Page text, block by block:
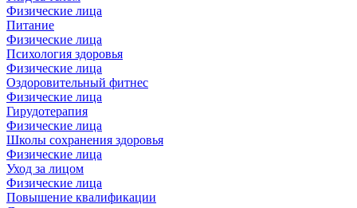
Физические лица
Питание
Физические лица
Психология здоровья
Физические лица
Оздоровительный фитнес
Физические лица
Гирудотерапия
Физические лица
Школы сохранения здоровья
Физические лица
Уход за лицом
Физические лица
Повышение квалификации